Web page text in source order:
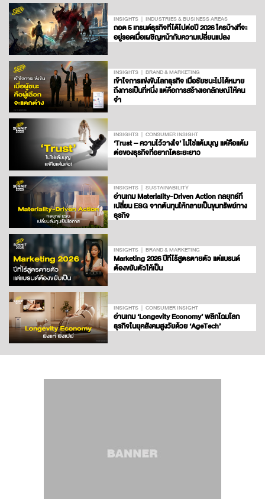
INSIGHTS INDUSTRIES & BUSINESS AREAS
ถอด 5 เทรนด์ธุรกิจที่ได้ไปต่อปี 2026 ใครบ้างที่จะ
อยู่รอดเมื่อเผชิญหน้ากับความเปลี่ยนแปลง
INSIGHTS BRAND & MARKETING
เข้าใจการแข่งขันโลกธุรกิจ เมื่อชัยชนะไม่ได้หมาย
ถึงการเป็นที่หนึ่ง แต่คือการสร้างเอกลักษณ์ให้คน
จำ
INSIGHTS CONSUMER INSIGHT
‘Trust – ความไว้วางใจ’ ไม่ใช่แต้มบุญ แต่คือแต้ม
ต่อของธุรกิจที่อยากโตระยะยาว
INSIGHTS SUSTAINABILITY
อ่านเกม Materiality-Driven Action กลยุทธ์ที่
เปลี่ยน ESG จากต้นทุนให้กลายเป็นขุมทรัพย์ทาง
ธุรกิจ
INSIGHTS BRAND & MARKETING
Marketing 2026 ปีที่ไร้สูตรตายตัว แต่แบรนด์
ต้องขยับตัวให้เป็น
INSIGHTS CONSUMER INSIGHT
อ่านเกม ‘Longevity Economy’ พลิกโฉมโลก
ธุรกิจในยุคสังคมสูงวัยด้วย ‘AgeTech’